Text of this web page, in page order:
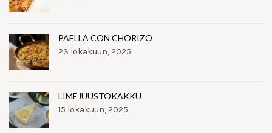
PAELLA CON CHORIZO
23 lokakuun, 2025
LIMEJUUSTOKAKKU
15 lokakuun, 2025